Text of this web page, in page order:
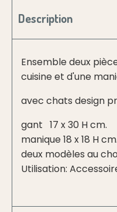
Description
Ensemble deux
cuisine et d'une
avec chats design
gant 17 x 30 H cm.
manique 18 x 18 H cm.
deux modèles au
Utilisation: